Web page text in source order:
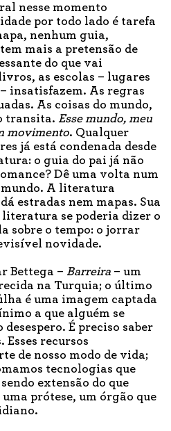
nesse momento
por todo lado é tarefa
nenhum guia,
mais a pretensão de
do que vai
as escolas – lugares
insatisfazem. As regras
As coisas do mundo,
transita. Esse mundo, meu
movimento. Qualquer
já está condenada desde
o guia do pai já não
Dê uma volta num
A literatura
estradas nem mapas. Sua
se poderia dizer o
sobre o tempo: o jorrar
novidade.
Bettega – Barreira – um
na Turquia; o último
é uma imagem captada
a que alguém se
É preciso saber
Esses recursos
de nosso modo de vida;
tecnologias que
extensão do que
prótese, um órgão que